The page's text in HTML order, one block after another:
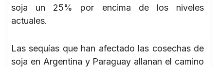
soja un 25% por encima de los niveles
actuales.
Las sequías que han afectado las cosechas de
soja en Argentina y Paraguay allanan el camino